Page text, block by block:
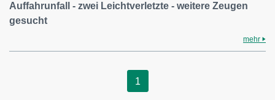
Auffahrunfall - zwei Leichtverletzte - weitere Zeugen
gesucht
mehr
1